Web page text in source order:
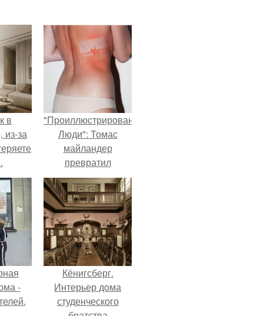
в
из-за
"Проиллюстрированные
Люди": Томас
майландер
превратил
солнечные ожоги в
арт - объект.
-
Кёнигсберг.
Интерьер дома
студенческого